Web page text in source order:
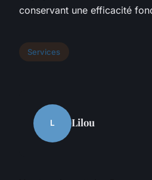
conservant une efficacité
Services
L Lilou